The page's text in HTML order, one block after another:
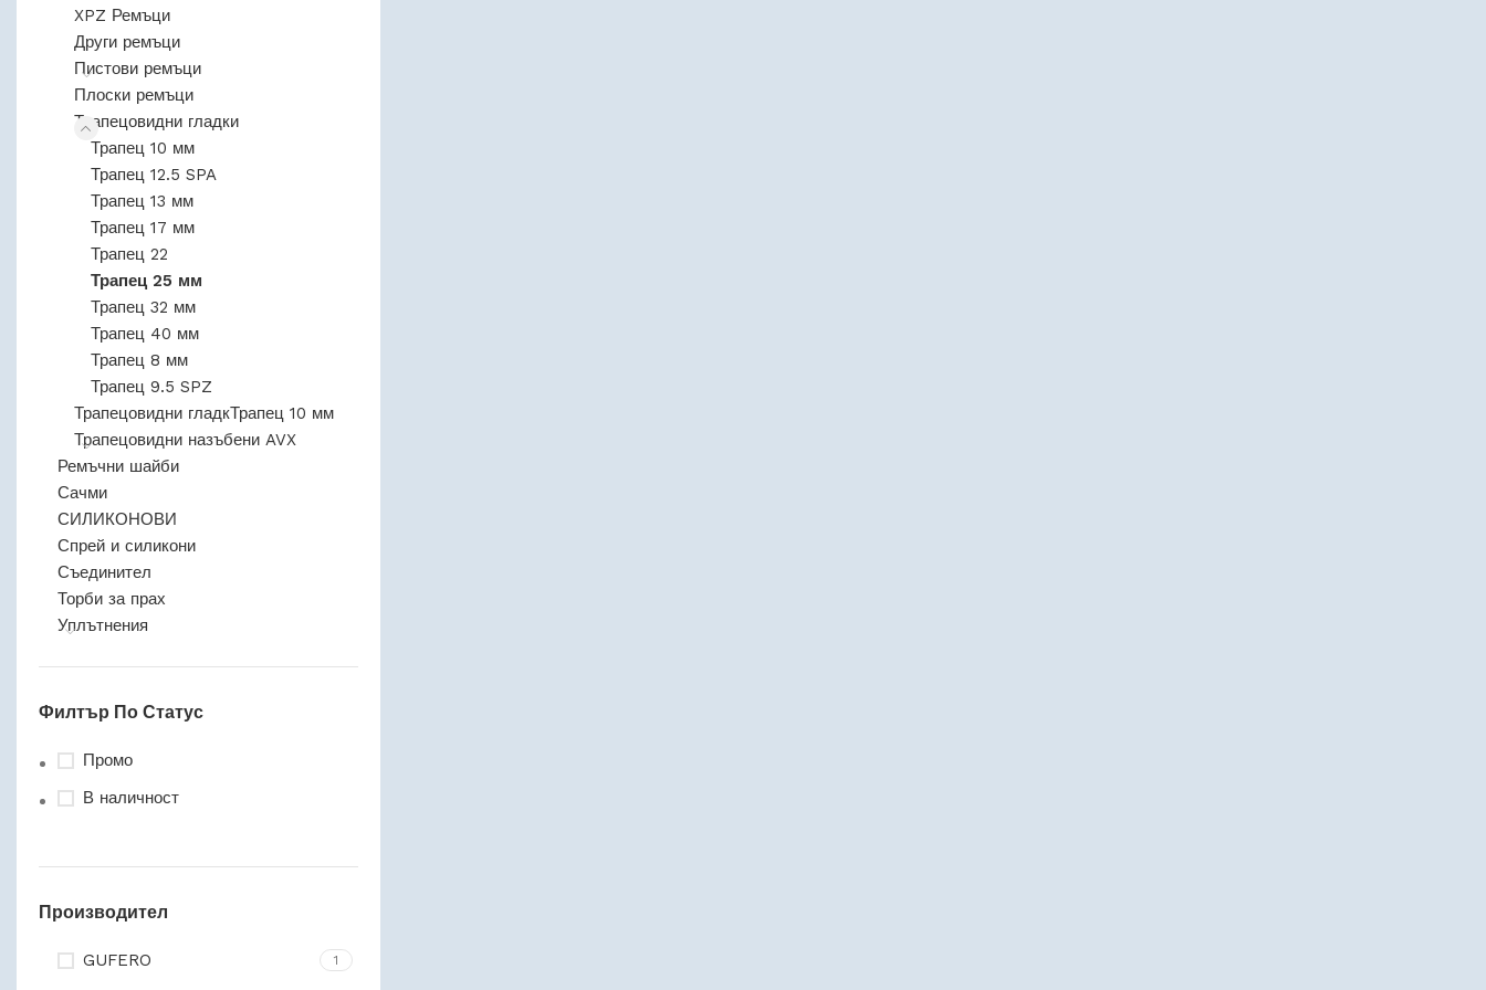
XPZ Ремъци
Други ремъци
Пистови ремъци
Плоски ремъци
Трапецовидни гладки
Трапец 10 мм
Трапец 12.5 SPA
Трапец 13 мм
Трапец 17 мм
Трапец 22
Трапец 25 мм
Трапец 32 мм
Трапец 40 мм
Трапец 8 мм
Трапец 9.5 SPZ
Трапецовидни гладкТрапец 10 мм
Трапецовидни назъбени AVX
Ремъчни шайби
Сачми
СИЛИКОНОВИ
Спрей и силикони
Съединител
Торби за прах
Уплътнения
Филтър По Статус
Промо
В наличност
Производител
GUFERO 1